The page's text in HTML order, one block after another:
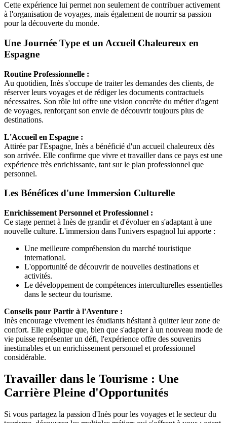
Cette expérience lui permet non seulement de contribuer activement
à l'organisation de voyages, mais également de nourrir sa passion
pour la découverte du monde.
Une Journée Type et un Accueil Chaleureux en
Espagne
Routine Professionnelle :
Au quotidien, Inès s'occupe de traiter les demandes des clients, de
réserver leurs voyages et de rédiger les documents contractuels
nécessaires. Son rôle lui offre une vision concrète du métier d'agent
de voyages, renforçant son envie de découvrir toujours plus de
destinations.
L'Accueil en Espagne :
Attirée par l'Espagne, Inès a bénéficié d'un accueil chaleureux dès
son arrivée. Elle confirme que vivre et travailler dans ce pays est une
expérience très enrichissante, tant sur le plan professionnel que
personnel.
Les Bénéfices d'une Immersion Culturelle
Enrichissement Personnel et Professionnel :
Ce stage permet à Inès de grandir et d'évoluer en s'adaptant à une
nouvelle culture. L'immersion dans l'univers espagnol lui apporte :
Une meilleure compréhension du marché touristique
international.
L'opportunité de découvrir de nouvelles destinations et
activités.
Le développement de compétences interculturelles essentielles
dans le secteur du tourisme.
Conseils pour Partir à l'Aventure :
Inès encourage vivement les étudiants hésitant à quitter leur zone de
confort. Elle explique que, bien que s'adapter à un nouveau mode de
vie puisse représenter un défi, l'expérience offre des souvenirs
inestimables et un enrichissement personnel et professionnel
considérable.
Travailler dans le Tourisme : Une
Carrière Pleine d'Opportunités
Si vous partagez la passion d'Inès pour les voyages et le secteur du